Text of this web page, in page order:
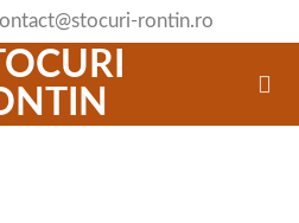
rontin.ro